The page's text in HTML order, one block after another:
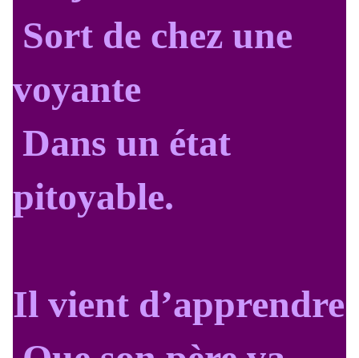
Sort de chez une
voyante
Dans un état
pitoyable.
Il vient d’apprendre